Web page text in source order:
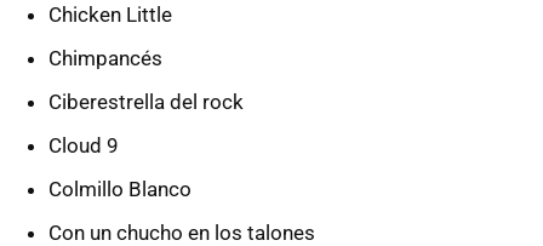
Chicken Little
Chimpancés
Ciberestrella del rock
Cloud 9
Colmillo Blanco
Con un chucho en los talones